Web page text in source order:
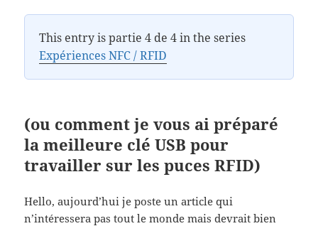
This entry is partie 4 de 4 in the series
Expériences NFC / RFID
(ou comment je vous ai préparé
la meilleure clé USB pour
travailler sur les puces RFID)
Hello, aujourd’hui je poste un article qui
n’intéressera pas tout le monde mais devrait bien